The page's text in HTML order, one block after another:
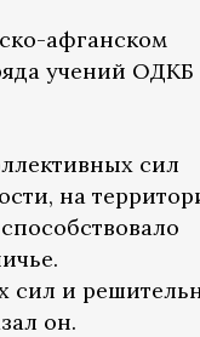
афганском
учений ОДКБ
сил
на
сил и
он.